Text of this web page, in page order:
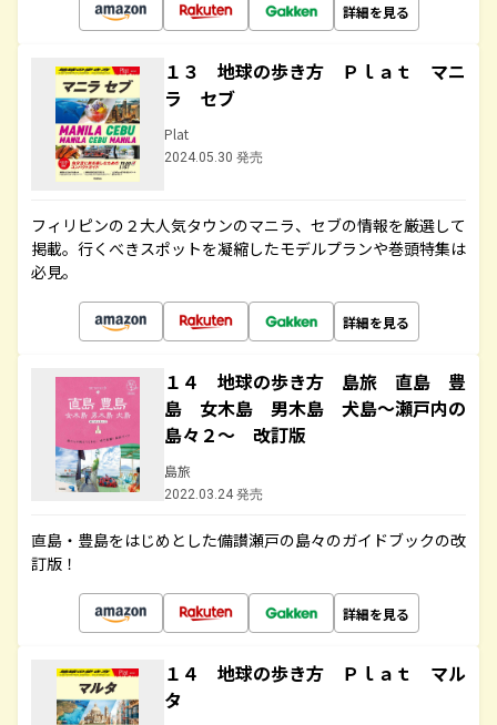
詳細を見る
１３ 地球の歩き方 Ｐｌａｔ マニ
ラ セブ
Plat
2024.05.30 発売
フィリピンの２大人気タウンのマニラ、セブの情報を厳選して
掲載。行くべきスポットを凝縮したモデルプランや巻頭特集は
必見。
詳細を見る
１４ 地球の歩き方 島旅 直島 豊
島 女木島 男木島 犬島～瀬戸内の
島々２～ 改訂版
島旅
2022.03.24 発売
直島・豊島をはじめとした備讃瀬戸の島々のガイドブックの改
訂版！
詳細を見る
１４ 地球の歩き方 Ｐｌａｔ マル
タ